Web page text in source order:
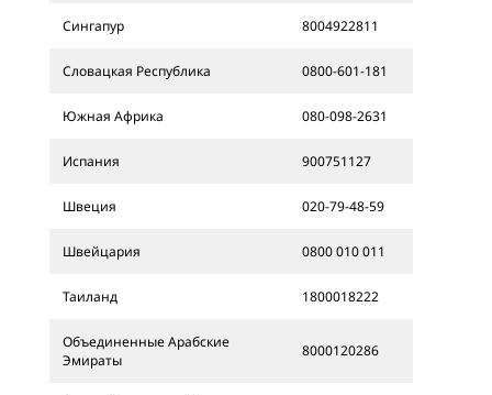
Сингапур 8004922811
Словацкая Республика 0800-601-181
Южная Африка 080-098-2631
Испания 900751127
Швеция 020-79-48-59
Швейцария 0800 010 011
Таиланд 1800018222
Объединенные Арабские
Эмираты
8000120286